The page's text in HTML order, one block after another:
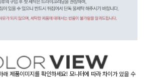
래 제품이미지를 확인하세요! 모니터에 따라 차이가 있을 수